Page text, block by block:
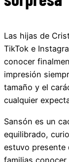
Las hijas de
TikTok e
conocer
impresión
tamaño y el
cualquier
Sansón es un
equilibrado,
estuvo presente
familias conocer